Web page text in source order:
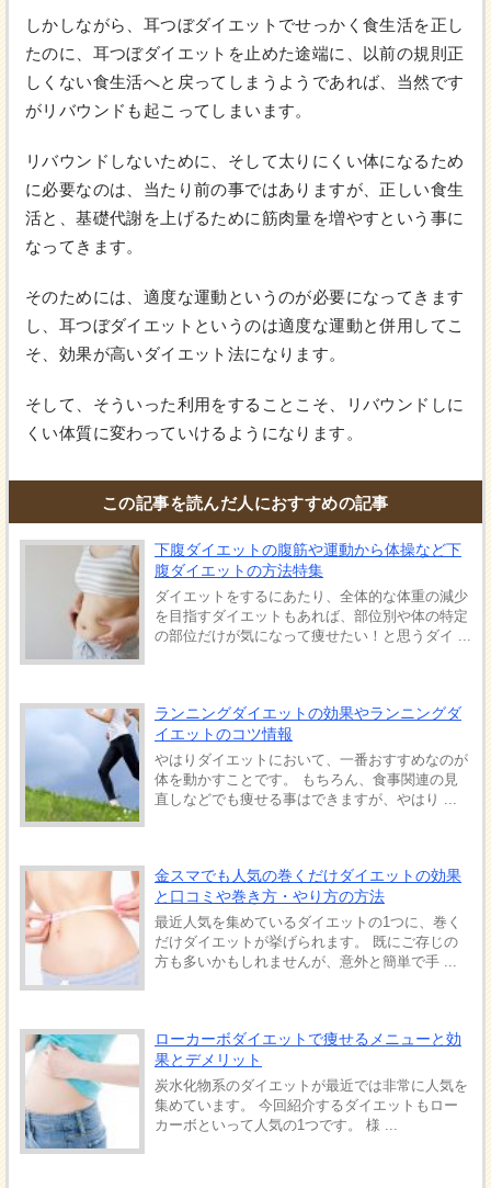
しかしながら、耳つぼダイエットでせっかく食生活を正し
たのに、耳つぼダイエットを止めた途端に、以前の規則正
しくない食生活へと戻ってしまうようであれば、当然です
がリバウンドも起こってしまいます。
リバウンドしないために、そして太りにくい体になるため
に必要なのは、当たり前の事ではありますが、正しい食生
活と、基礎代謝を上げるために筋肉量を増やすという事に
なってきます。
そのためには、適度な運動というのが必要になってきます
し、耳つぼダイエットというのは適度な運動と併用してこ
そ、効果が高いダイエット法になります。
そして、そういった利用をすることこそ、リバウンドしに
くい体質に変わっていけるようになります。
この記事を読んだ人におすすめの記事
下腹ダイエットの腹筋や運動から体操など下
腹ダイエットの方法特集
ダイエットをするにあたり、全体的な体重の減少
を目指すダイエットもあれば、部位別や体の特定
の部位だけが気になって痩せたい！と思うダイ ...
ランニングダイエットの効果やランニングダ
イエットのコツ情報
やはりダイエットにおいて、一番おすすめなのが
体を動かすことです。 もちろん、食事関連の見
直しなどでも痩せる事はできますが、やはり ...
金スマでも人気の巻くだけダイエットの効果
と口コミや巻き方・やり方の方法
最近人気を集めているダイエットの1つに、巻く
だけダイエットが挙げられます。 既にご存じの
方も多いかもしれませんが、意外と簡単で手 ...
ローカーボダイエットで痩せるメニューと効
果とデメリット
炭水化物系のダイエットが最近では非常に人気を
集めています。 今回紹介するダイエットもロー
カーボといって人気の1つです。 様 ...